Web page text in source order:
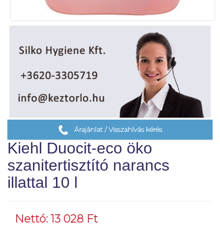
Árajánlat / Visszahívás kérés
Kiehl Duocit-eco öko
szanitertisztító narancs
illattal 10 l
Nettó: 13 028 Ft